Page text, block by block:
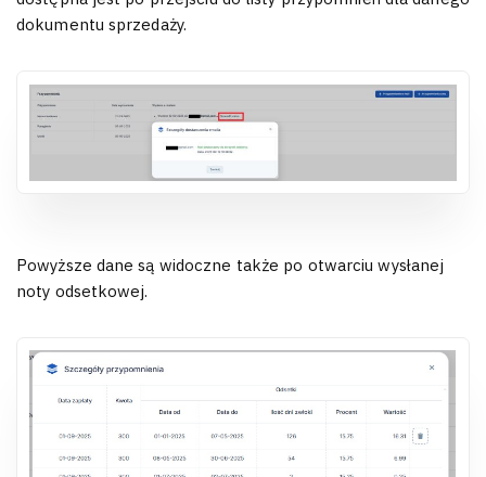
dokumentu sprzedaży.
Powyższe dane są widoczne także po otwarciu wysłanej
noty odsetkowej.